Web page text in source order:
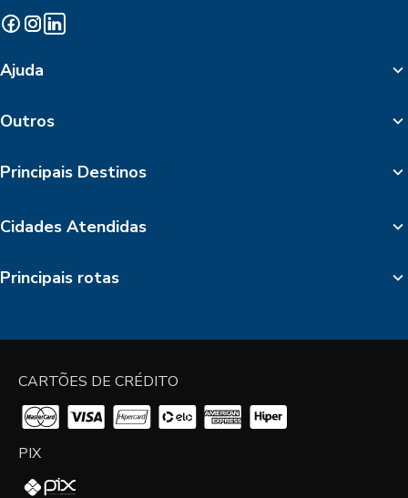
Ajuda
Outros
Principais Destinos
Cidades Atendidas
Principais rotas
CARTÕES DE CRÉDITO
PIX